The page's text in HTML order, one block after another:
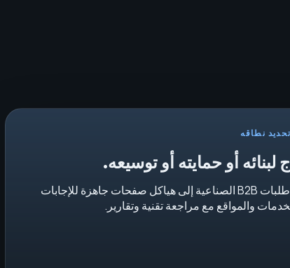
لبنائه أو حمايته أو توسيعه.
SEOH ترسم خريطة طلبات B2B الصناعية إلى هياكل صفحات جاهزة للإجابات
والمواقع مع مراجعة تقنية وتقارير.